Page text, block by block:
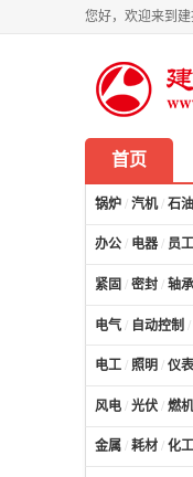
您好，欢迎来到
首页
锅炉 / 汽机/ 石油
办公 / 电器 / 员
紧固 / 密封 / 轴承
电气 / 自动控制 /
电工 / 照明 / 仪表
风电 / 光伏 / 燃机
金属 / 耗材 / 化